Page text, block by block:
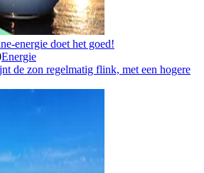
energie doet het goed!
Energie
de zon regelmatig flink, met een hogere